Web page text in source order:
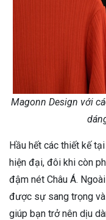
Magonn Design với
Hầu hết các thiết kế
hiện đại, đôi khi còn
đậm nét Châu Á.
được sự sang trọng
giúp bạn trở nên dịu